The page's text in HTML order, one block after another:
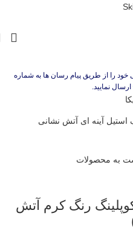
را از طریق پیام رسان ها به شماره
به محصولات
رنگ کرم آتش